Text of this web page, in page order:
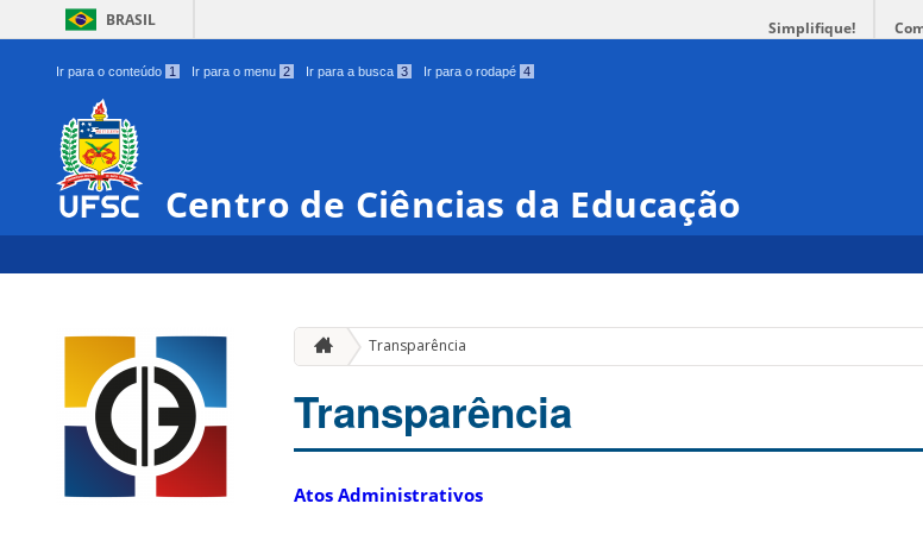
BRASIL Simplifique!
Ir para o conteúdo 1 Ir para o menu 2 Ir para a busca 3 Ir para o rodapé 4
Centro de Ciências da Educação
Transparência
Transparência
Atos Administrativos